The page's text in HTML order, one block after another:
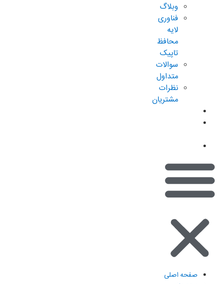
وبلاگ
فناوری
لایه
محافظ
تاپیک
سوالات
متداول
نظرات
مشتریان
صفحه اصلی